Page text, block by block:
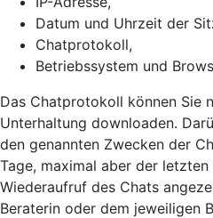
Datum und Uhrzeit der
Chatprotokoll,
Betriebssystem und
Das Chatprotokoll können Sie
Unterhaltung downloaden.
den genannten Zwecken der
Tage, maximal aber der letzten
Wiederaufruf des Chats
Beraterin oder dem jeweiligen